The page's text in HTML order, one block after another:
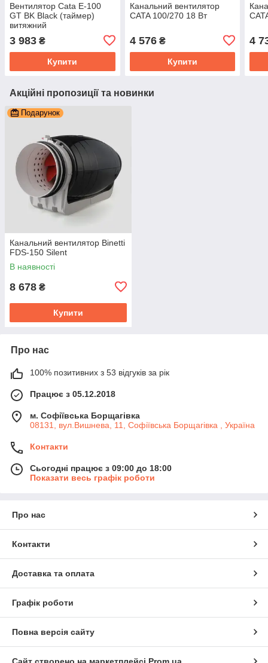
Вентилятор Cata E-100
GT BK Black (таймер)
витяжний
3 983 ₴
Купити
Канальний вентилятор
CATA 100/270 18 Вт
4 576₴
Купити
4
Акційні пропозиції та новинки
Подарунок
Канальний вентилятор Binetti
FDS-150 Silent
В наявності
8 678 ₴
Купити
Про нас
100% позитивних з 53 відгуків за рік
Працює з 05.12.2018
м. Софіївська Борщагівка
08131, вул.Вишнева, 11, Софіївська Борщагівка , Україна
Контакти
Сьогодні працює з 09:00 до 18:00
Показати весь графік роботи
Про нас
Контакти
Доставка та оплата
Графік роботи
Повна версія сайту